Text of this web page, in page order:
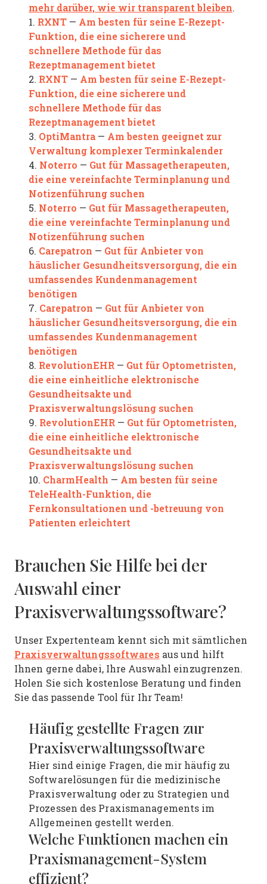
mehr darüber, wie wir transparent bleiben.
1. RXNT — Am besten für seine E-Rezept-
Funktion, die eine sicherere und
schnellere Methode für das
Rezeptmanagement bietet
2. RXNT — Am besten für seine E-Rezept-
Funktion, die eine sicherere und
schnellere Methode für das
Rezeptmanagement bietet
3. OptiMantra — Am besten geeignet zur
Verwaltung komplexer Terminkalender
4. Noterro — Gut für Massagetherapeuten,
die eine vereinfachte Terminplanung und
Notizenführung suchen
5. Noterro — Gut für Massagetherapeuten,
die eine vereinfachte Terminplanung und
Notizenführung suchen
6. Carepatron — Gut für Anbieter von
häuslicher Gesundheitsversorgung, die ein
umfassendes Kundenmanagement
benötigen
7. Carepatron — Gut für Anbieter von
häuslicher Gesundheitsversorgung, die ein
umfassendes Kundenmanagement
benötigen
8. RevolutionEHR — Gut für Optometristen,
die eine einheitliche elektronische
Gesundheitsakte und
Praxisverwaltungslösung suchen
9. RevolutionEHR — Gut für Optometristen,
die eine einheitliche elektronische
Gesundheitsakte und
Praxisverwaltungslösung suchen
10. CharmHealth — Am besten für seine
TeleHealth-Funktion, die
Fernkonsultationen und -betreuung von
Patienten erleichtert
Brauchen Sie Hilfe bei der
Auswahl einer
Praxisverwaltungssoftware?
Unser Expertenteam kennt sich mit sämtlichen
Praxisverwaltungssoftwares aus und hilft
Ihnen gerne dabei, Ihre Auswahl einzugrenzen.
Holen Sie sich kostenlose Beratung und finden
Sie das passende Tool für Ihr Team!
Häufig gestellte Fragen zur
Praxisverwaltungssoftware
Hier sind einige Fragen, die mir häufig zu
Softwarelösungen für die medizinische
Praxisverwaltung oder zu Strategien und
Prozessen des Praxismanagements im
Allgemeinen gestellt werden.
Welche Funktionen machen ein
Praxismanagement-System
effizient?